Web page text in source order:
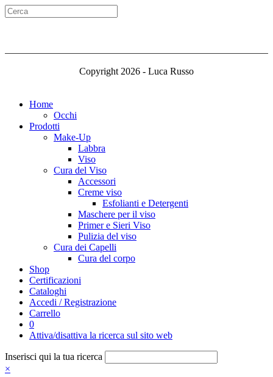
Copyright 2026 - Luca Russo
Home
Occhi
Prodotti
Make-Up
Labbra
Viso
Cura del Viso
Accessori
Creme viso
Esfolianti e Detergenti
Maschere per il viso
Primer e Sieri Viso
Pulizia del viso
Cura dei Capelli
Cura del corpo
Shop
Certificazioni
Cataloghi
Accedi / Registrazione
Carrello
0
Attiva/disattiva la ricerca sul sito web
Inserisci qui la tua ricerca
×